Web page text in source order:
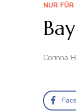
NUR
Corinna